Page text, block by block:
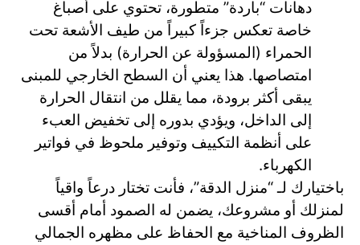
دهانات “باردة” متطورة، تحتوي على أصباغ
خاصة تعكس جزءاً كبيراً من طيف الأشعة تحت
الحمراء (المسؤولة عن الحرارة) بدلاً من
امتصاصها. هذا يعني أن السطح الخارجي للمبنى
يبقى أكثر برودة، مما يقلل من انتقال الحرارة
إلى الداخل، ويؤدي بدوره إلى تخفيض العبء
على أنظمة التكييف وتوفير ملحوظ في فواتير
الكهرباء.
باختيارك لـ “منزل الدقة”، فأنت تختار درعاً واقياً
لمنزلك أو مشروعك، يضمن له الصمود أمام أقسى
الظروف المناخية مع الحفاظ على مظهره الجمالي